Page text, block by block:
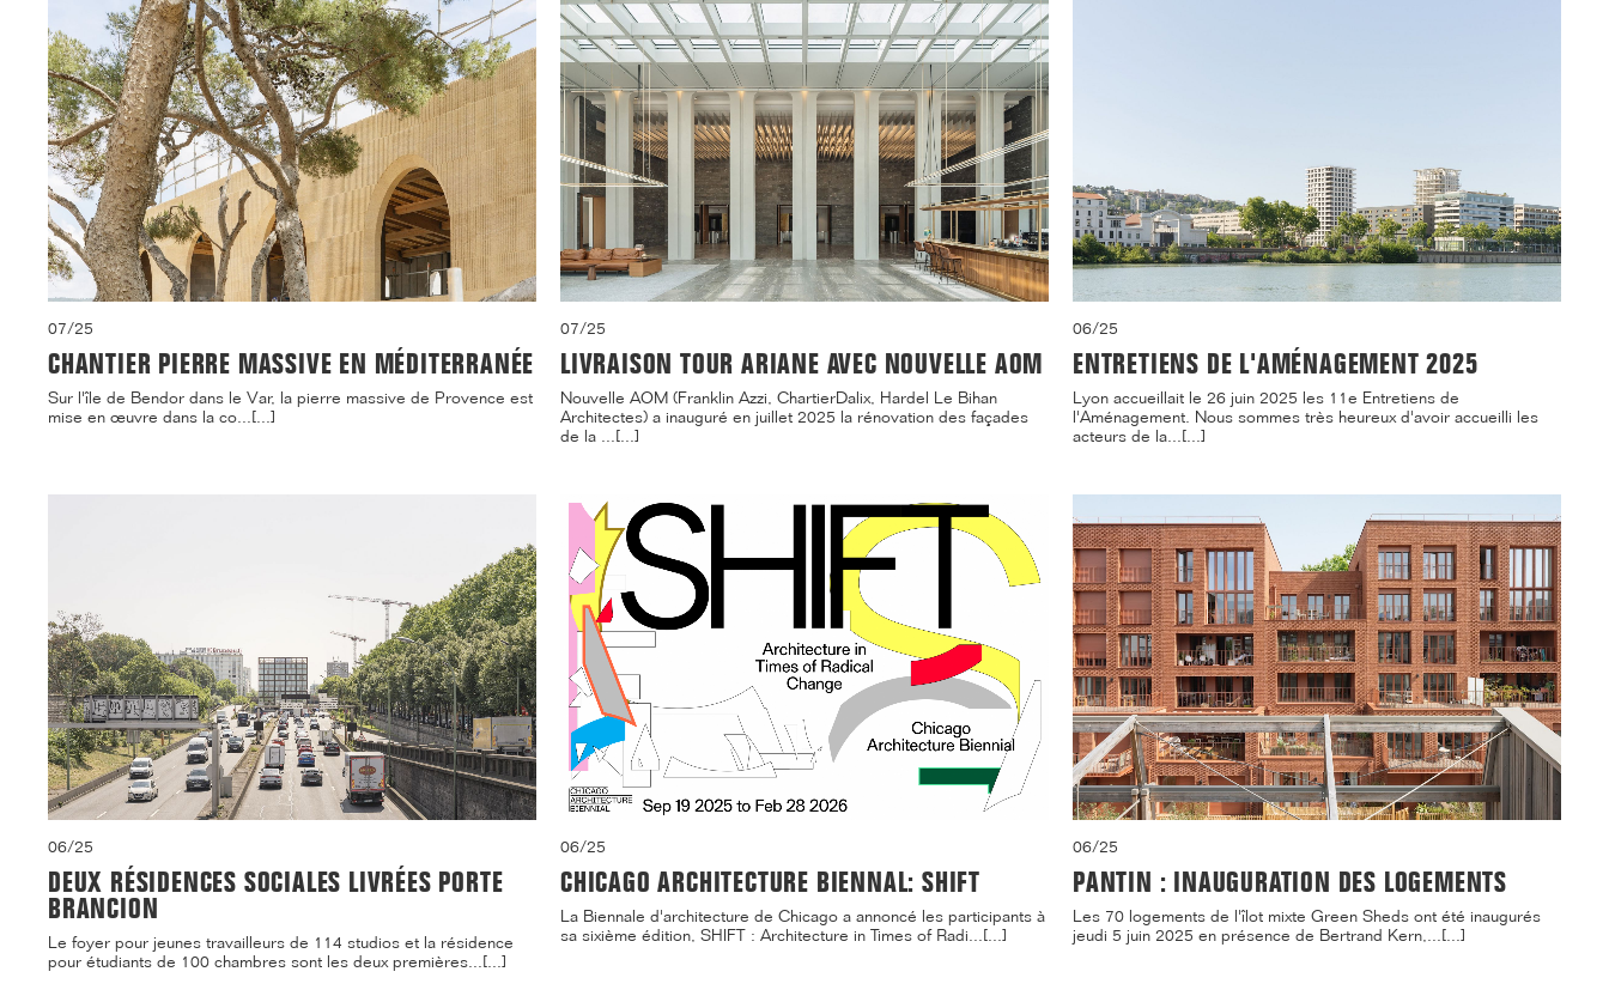
07/25
CHANTIER PIERRE MASSIVE EN MÉDITERRANÉE
Sur l'île de Bendor dans le Var, la pierre massive de Provence est
mise en œuvre dans la co...[...]
07/25
LIVRAISON TOUR ARIANE AVEC NOUVELLE AOM
Nouvelle AOM (Franklin Azzi, ChartierDalix, Hardel Le Bihan
Architectes) a inauguré en juillet 2025 la rénovation des façades
de la ...[...]
06/25
ENTRETIENS DE L'AMÉNAGEMENT 2025
Lyon accueillait le 26 juin 2025 les 11e Entretiens de
l'Aménagement. Nous sommes très heureux d'avoir accueilli les
acteurs de la...[...]
06/25
DEUX RÉSIDENCES SOCIALES LIVRÉES PORTE
BRANCION
Le foyer pour jeunes travailleurs de 114 studios et la résidence
pour étudiants de 100 chambres sont les deux premières...[...]
06/25
CHICAGO ARCHITECTURE BIENNAL: SHIFT
La Biennale d'architecture de Chicago a annoncé les participants à
sa sixième édition, SHIFT : Architecture in Times of Radi...[...]
06/25
PANTIN : INAUGURATION DES LOGEMENTS
Les 70 logements de l'îlot mixte Green Sheds ont été inaugurés
jeudi 5 juin 2025 en présence de Bertrand Kern,...[...]